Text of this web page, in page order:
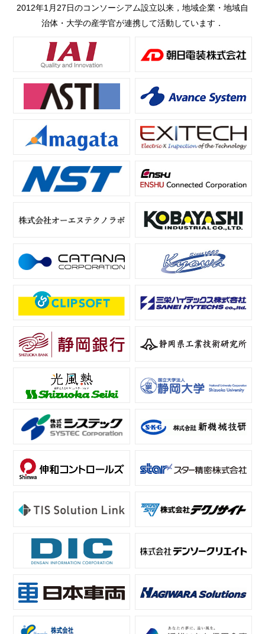
2012年1月27日のコンソーシアム設立以来，地域企業・地域自
治体・大学の産学官が連携して活動しています．